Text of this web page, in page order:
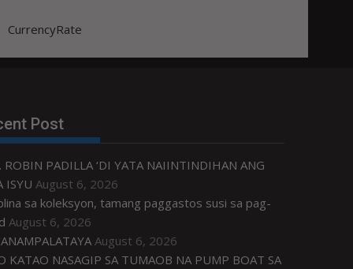
CurrencyRate
Post
ROBIN PADILLA ‘DI YATA NAIINTINDIHAN ANG
ISYU August 6, 2026
sa koleksyon, tamang paggastos susi sa pag-
August 6, 2026
August 6, 2026
KATAO NASAGIP SA TUMAOB NA PUMP BOAT SA